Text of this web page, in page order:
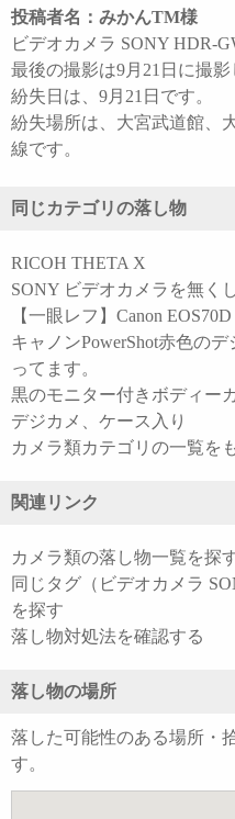
投稿者名：みかんTM様
ビデオカメラ SONY HDR-
最後の撮影は9月21日に撮影
紛失日は、9月21日です。
紛失場所は、大宮武道館、
線です。
同じカテゴリの落し物
RICOH THETA X
SONY ビデオカメラを無く
【一眼レフ】Canon
キャノンPowerShot赤色の
ってます。
黒のモニター付きボディー
デジカメ、ケース入り
カメラ類カテゴリの一覧を
関連リンク
カメラ類の落し物一覧を探
同じタグ（ビデオカメラ
を探す
落し物対処法を確認する
落し物の場所
落した可能性のある場所・
す。